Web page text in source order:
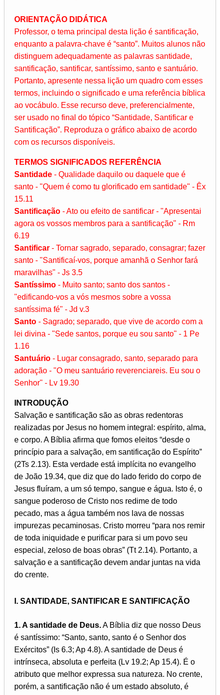
ORIENTAÇÃO DIDÁTICA
Professor, o tema principal desta lição é santificação,
enquanto a palavra-chave é “santo”. Muitos alunos não
distinguem adequadamente as palavras santidade,
santificação, santificar, santíssimo, santo e santuário.
Portanto, apresente nessa lição um quadro com esses
termos, incluindo o significado e uma referência bíblica
ao vocábulo. Esse recurso deve, preferencialmente,
ser usado no final do tópico “Santidade, Santificar e
Santificação”. Reproduza o gráfico abaixo de acordo
com os recursos disponíveis.
TERMOS SIGNIFICADOS REFERÊNCIA
Santidade - Qualidade daquilo ou daquele que é
santo - "Quem é como tu glorificado em santidade" - Êx
15.11
Santificação - Ato ou efeito de santificar - "Apresentai
agora os vossos membros para a santificação" - Rm
6.19
Santificar - Tornar sagrado, separado, consagrar; fazer
santo - "Santificaí-vos, porque amanhã o Senhor fará
maravilhas" - Js 3.5
Santíssimo - Muito santo; santo dos santos -
"edificando-vos a vós mesmos sobre a vossa
santíssima fé" - Jd v.3
Santo - Sagrado; separado, que vive de acordo com a
lei divina - "Sede santos, porque eu sou santo" - 1 Pe
1.16
Santuário - Lugar consagrado, santo, separado para
adoração - "O meu santuário reverenciareis. Eu sou o
Senhor" - Lv 19.30
INTRODUÇÃO
Salvação e santificação são as obras redentoras
realizadas por Jesus no homem integral: espírito, alma,
e corpo. A Bíblia afirma que fomos eleitos “desde o
princípio para a salvação, em santificação do Espírito”
(2Ts 2.13). Esta verdade está implícita no evangelho
de João 19.34, que diz que do lado ferido do corpo de
Jesus fluíram, a um só tempo, sangue e água. Isto é, o
sangue poderoso de Cristo nos redime de todo
pecado, mas a água também nos lava de nossas
impurezas pecaminosas. Cristo morreu “para nos remir
de toda iniquidade e purificar para si um povo seu
especial, zeloso de boas obras” (Tt 2.14). Portanto, a
salvação e a santificação devem andar juntas na vida
do crente.
I. SANTIDADE, SANTIFICAR E SANTIFICAÇÃO
1. A santidade de Deus.A Bíblia diz que nosso Deus
é santíssimo: “Santo, santo, santo é o Senhor dos
Exércitos” (Is 6.3; Ap 4.8). A santidade de Deus é
intrínseca, absoluta e perfeita (Lv 19.2; Ap 15.4). É o
atributo que melhor expressa sua natureza. No crente,
porém, a santificação não é um estado absoluto, é